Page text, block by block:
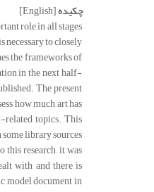
چکیده[English]
role in all stages
necessary to closely
the frameworks of
in the next half-
The present
how much art has
related topics. This
library sources
research, it was
with and there is
model document in